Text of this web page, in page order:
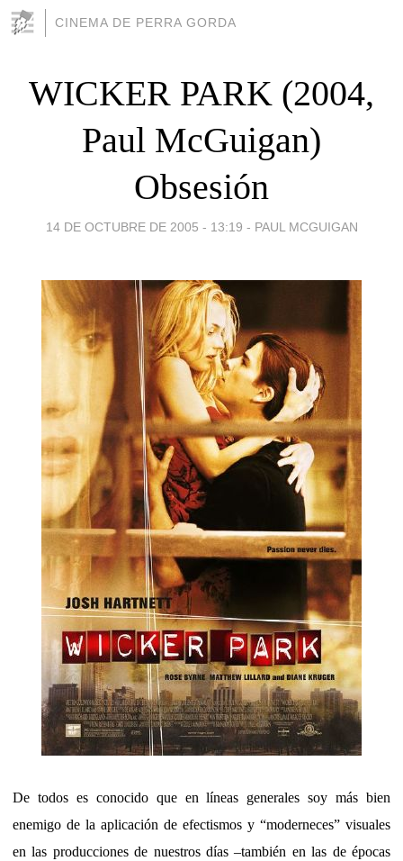
CINEMA DE PERRA GORDA
WICKER PARK (2004,
Paul McGuigan)
Obsesión
14 DE OCTUBRE DE 2005 - 13:19 - PAUL MCGUIGAN
De todos es conocido que en líneas generales soy más bien
enemigo de la aplicación de efectismos y “moderneces” visuales
en las producciones de nuestros días –también en las de épocas